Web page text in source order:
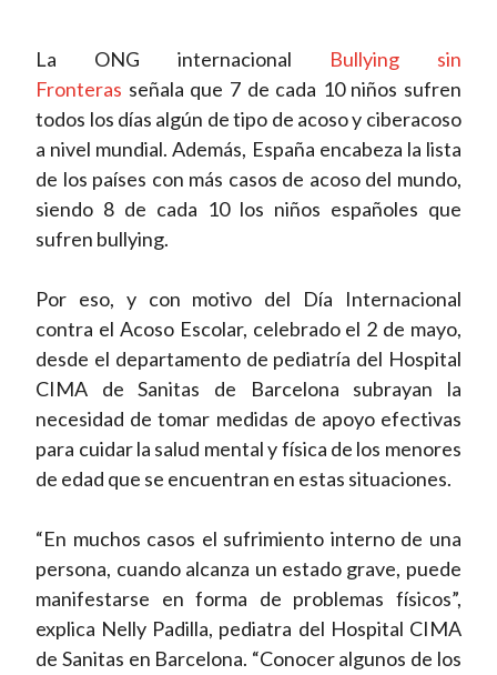
La ONG internacional Bullyingsin
Fronteras señala que 7 de cada 10 niños sufren
todos los días algún de tipo de acoso y ciberacoso
a nivel mundial. Además, España encabeza la lista
de los países con más casos de acoso del mundo,
siendo 8 de cada 10 los niños españoles que
sufren bullying.
Por eso, y con motivo del Día Internacional
contra el Acoso Escolar, celebrado el 2 de mayo,
desde el departamento de pediatría del Hospital
CIMA de Sanitas de Barcelona subrayan la
necesidad de tomar medidas de apoyo efectivas
para cuidar la salud mental y física de los menores
de edad que se encuentran en estas situaciones.
“En muchos casos el sufrimiento interno de una
persona, cuando alcanza un estado grave, puede
manifestarse en forma de problemas físicos”,
explica Nelly Padilla, pediatra del Hospital CIMA
de Sanitas en Barcelona. “Conocer algunos de los